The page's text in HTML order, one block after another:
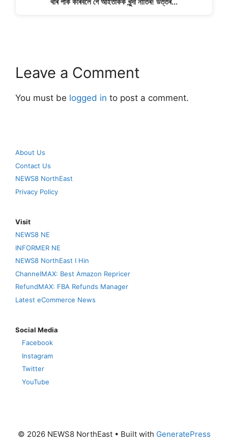
থাৰ পাৰ্ক কৰিবলৈ গৈ আইতাকক খুন্দা নাতিৰ! উত্তৰ…
Leave a Comment
You must be logged in to post a comment.
About Us
Contact Us
NEWS8 NorthEast
Privacy Policy
Visit
NEWS8 NE
INFORMER NE
NEWS8 NorthEast I Hin
ChannelMAX: Best Amazon Repricer
RefundMAX: FBA Refunds Manager
Latest eCommerce News
Social Media
Facebook
Instagram
Twitter
YouTube
© 2026 NEWS8 NorthEast• Built with GeneratePress